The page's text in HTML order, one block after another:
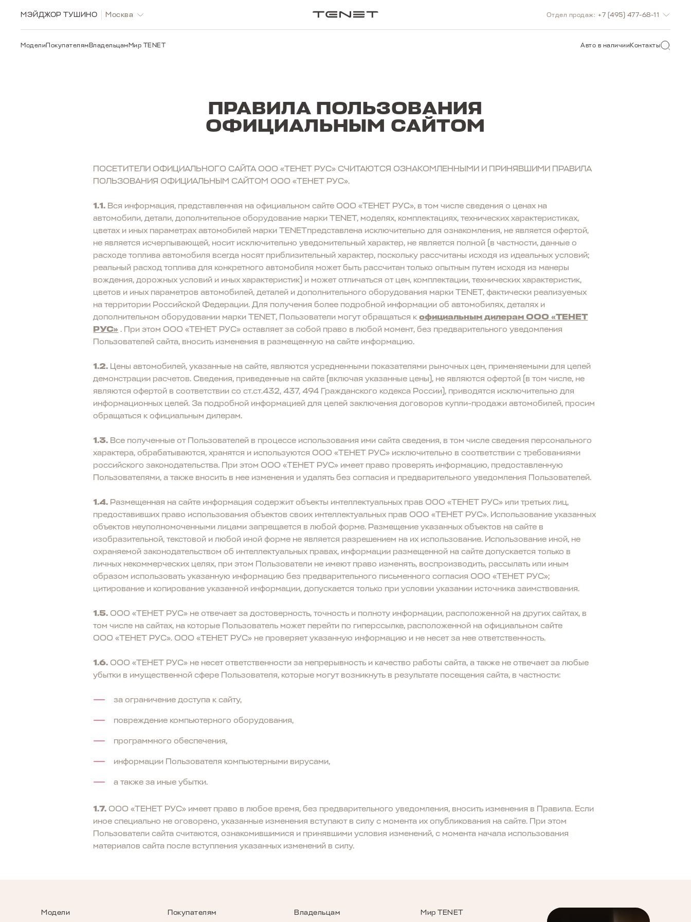
МоделиПокупателямВладельцамМир TENET Авто в наличииКонтакты
МЭЙДЖОР ТУШИНО Москва Отдел продаж: +7 (495) 477-68-11
ПРАВИЛА ПОЛЬЗОВАНИЯ
ОФИЦИАЛЬНЫМ САЙТОМ
ПОСЕТИТЕЛИ ОФИЦИАЛЬНОГО САЙТА ООО «ТЕНЕТ РУС» СЧИТАЮТСЯ ОЗНАКОМЛЕННЫМИ И ПРИНЯВШИМИ ПРАВИЛА
ПОЛЬЗОВАНИЯ ОФИЦИАЛЬНЫМ САЙТОМ ООО «ТЕНЕТ РУС».
1.1. Вся информация, представленная на официальном сайте ООО «ТЕНЕТ РУС», в том числе сведения о ценах на
автомобили, детали, дополнительное оборудование марки TENET, моделях, комплектациях, технических характеристиках,
цветах и иных параметрах автомобилей марки TENETпредставлена исключительно для ознакомления, не является офертой,
не является исчерпывающей, носит исключительно уведомительный характер, не является полной (в частности, данные о
расходе топлива автомобиля всегда носят приблизительный характер, поскольку рассчитаны исходя из идеальных условий;
реальный расход топлива для конкретного автомобиля может быть рассчитан только опытным путем исходя из манеры
вождения, дорожных условий и иных характеристик) и может отличаться от цен, комплектации, технических характеристик,
цветов и иных параметров автомобилей, деталей и дополнительного оборудования марки TENET, фактически реализуемых
на территории Российской Федерации. Для получения более подробной информации об автомобилях, деталях и
дополнительном оборудовании марки TENET, Пользователи могут обращаться кофициальным дилерам ООО «ТЕНЕТ
РУС» . При этом ООО «ТЕНЕТ РУС» оставляет за собой право в любой момент, без предварительного уведомления
Пользователей сайта, вносить изменения в размещенную на сайте информацию.
1.2. Цены автомобилей, указанные на сайте, являются усредненными показателями рыночных цен, применяемыми для целей
демонстрации расчетов. Сведения, приведенные на сайте (включая указанные цены), не являются офертой (в том числе, не
являются офертой в соответствии со ст.ст.432, 437, 494 Гражданского кодекса России), приводятся исключительно для
информационных целей. За подробной информацией для целей заключения договоров купли-продажи автомобилей, просим
обращаться к официальным дилерам.
1.3. Все полученные от Пользователей в процессе использования ими сайта сведения, в том числе сведения персонального
характера, обрабатываются, хранятся и используются ООО «ТЕНЕТ РУС» исключительно в соответствии с требованиями
российского законодательства. При этом ООО «ТЕНЕТ РУС» имеет право проверять информацию, предоставленную
Пользователями, а также вносить в нее изменения и удалять без согласия и предварительного уведомления Пользователей.
1.4. Размещенная на сайте информация содержит объекты интеллектуальных прав ООО «ТЕНЕТ РУС» или третьих лиц,
предоставивших право использования объектов своих интеллектуальных прав ООО «ТЕНЕТ РУС». Использование указанных
объектов неуполномоченными лицами запрещается в любой форме. Размещение указанных объектов на сайте в
изобразительной, текстовой и любой иной форме не является разрешением на их использование. Использование иной, не
охраняемой законодательством об интеллектуальных правах, информации размещенной на сайте допускается только в
личных некоммерческих целях, при этом Пользователи не имеют право изменять, воспроизводить, рассылать или иным
образом использовать указанную информацию без предварительного письменного согласия ООО «ТЕНЕТ РУС»;
цитирование и копирование указанной информации, допускается только при условии указании источника заимствования.
1.5. ООО «ТЕНЕТ РУС» не отвечает за достоверность, точность и полноту информации, расположенной на других сайтах, в
том числе на сайтах, на которые Пользователь может перейти по гиперссылке, расположенной на официальном сайте
ООО «ТЕНЕТ РУС». ООО «ТЕНЕТ РУС» не проверяет указанную информацию и не несет за нее ответственность.
1.6. ООО «ТЕНЕТ РУС» не несет ответственности за непрерывность и качество работы сайта, а также не отвечает за любые
убытки в имущественной сфере Пользователя, которые могут возникнуть в результате посещения сайта, в частности:
за ограничение доступа к сайту,
повреждение компьютерного оборудования,
программного обеспечения,
информации Пользователя компьютерными вирусами,
а также за иные убытки.
1.7. ООО «ТЕНЕТ РУС» имеет право в любое время, без предварительного уведомления, вносить изменения в Правила. Если
иное специально не оговорено, указанные изменения вступают в силу с момента их опубликования на сайте. При этом
Пользователи сайта считаются, ознакомившимися и принявшими условия изменений, с момента начала использования
материалов сайта после вступления указанных изменений в силу.
Модели Покупателям Владельцам Мир TENET